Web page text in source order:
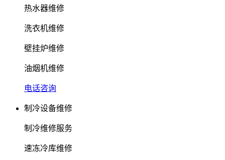
热水器维修
洗衣机维修
壁挂炉维修
油烟机维修
电话咨询
制冷设备维修
制冷维修服务
速冻冷库维修